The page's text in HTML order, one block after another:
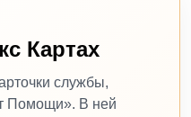
Картах
службы,
Помощи». В ней